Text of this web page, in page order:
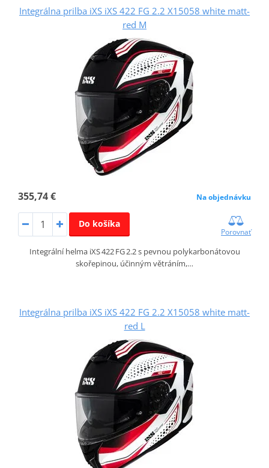
Integrálna prilba iXS iXS 422 FG 2.2 X15058 white matt-
red M
355,74 € Na objednávku
Do košíka
Porovnať
Integrální helma iXS 422 FG 2.2 s pevnou polykarbonátovou
skořepinou, účinným větráním,…
Integrálna prilba iXS iXS 422 FG 2.2 X15058 white matt-
red L